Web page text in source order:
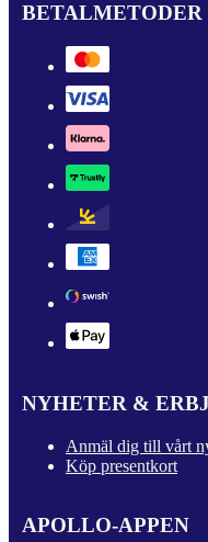
BETALMETODER
NYHETER &
Anmäl dig till vårt
Köp presentkort
APOLLO-APPEN